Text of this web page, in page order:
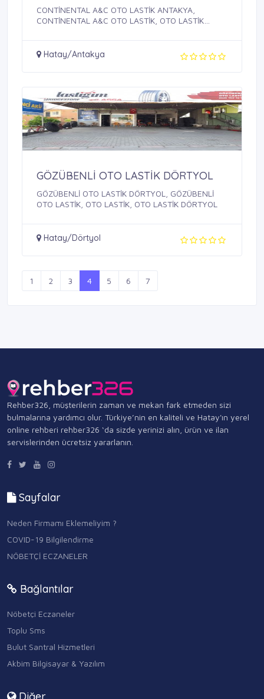
CONTİNENTAL A&C OTO LASTİK ANTAKYA,
CONTİNENTAL A&C OTO LASTİK, OTO LASTİK
Hatay/Antakya
GÖZÜBENLİ OTO LASTİK DÖRTYOL
GÖZÜBENLİ OTO LASTİK DÖRTYOL, GÖZÜBENLİ
OTO LASTİK, OTO LASTİK, OTO LASTİK DÖRTYOL
Hatay/Dörtyol
1 2 3 4 5 6 7
Rehber326, müşterilerin zaman ve mekan fark etmeden sizi
bulmalarına yardımcı olur. Türkiye’nin en kaliteli ve Hatay'ın yerel
online rehberi rehber326 ‘da sizde yerinizi alın, ürün ve ilan
servislerinden ücretsiz yararlanın.
Sayfalar
Neden Firmamı Eklemeliyim ?
COVID-19 Bilgilendirme
NÖBETÇİ ECZANELER
Bağlantılar
Nöbetçi Eczaneler
Toplu Sms
Bulut Santral Hizmetleri
Akbim Bilgisayar & Yazılım
Diğer